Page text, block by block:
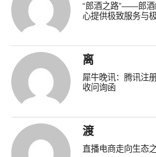
“郎酒之路”——郎酒
心提供极致服务与
离
犀牛晚讯：腾讯注
收问询函
渡
直播电商走向生态